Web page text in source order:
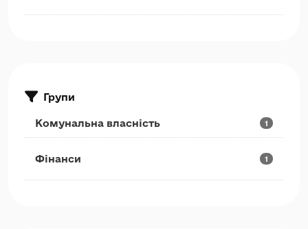
Групи
Комунальна власність 1
Фінанси 1